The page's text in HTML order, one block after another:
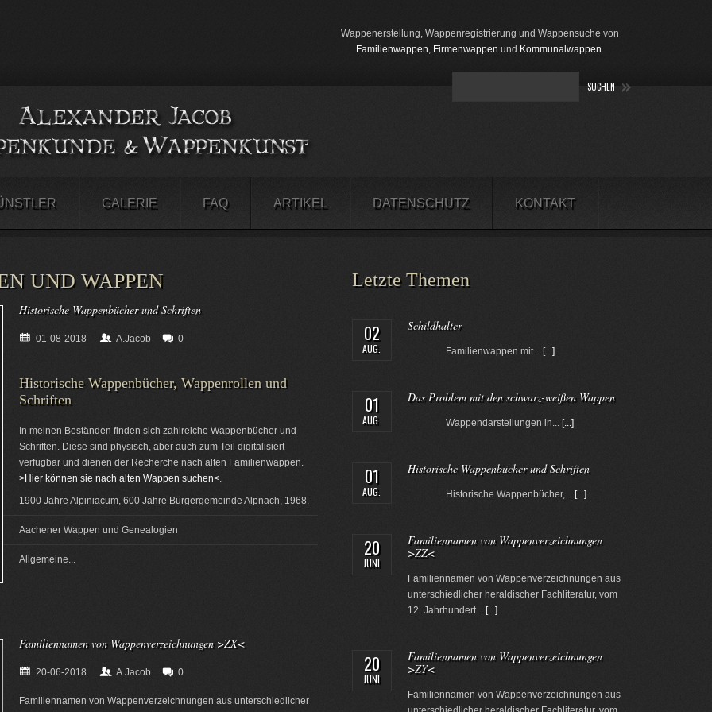
Wappenerstellung, Wappenregistrierung und Wappensuche von
Familienwappen, Firmenwappen und Kommunalwappen.
GALERIE FAQ ARTIKEL DATENSCHUTZ KONTAKT
UND WAPPEN
Historische Wappenbücher und Schriften
01-08-2018 A.Jacob 0
Historische Wappenbücher, Wappenrollen und
Schriften
In meinen Beständen finden sich zahlreiche Wappenbücher und
Schriften. Diese sind physisch, aber auch zum Teil digitalisiert
verfügbar und dienen der Recherche nach alten Familienwappen.
>Hier können sie nach alten Wappen suchen<
1900 Jahre Alpiniacum, 600 Jahre Bürgergemeinde Alpnach, 1968.
Aachener Wappen und Genealogien
Allgemeine...
Familiennamen von Wappenverzeichnungen >ZX<
20-06-2018 A.Jacob 0
Familiennamen von Wappenverzeichnungen aus unterschiedlicher
Letzte Themen
02
AUG.
Schildhalter
Familienwappen mit... [...]
01
AUG.
Das Problem mit den schwarz-weißen Wappen
Wappendarstellungen in... [...]
01
AUG.
Historische Wappenbücher und Schriften
Historische Wappenbücher,... [...]
20
JUNI
Familiennamen von Wappenverzeichnungen
>ZZ<
Familiennamen von Wappenverzeichnungen aus
unterschiedlicher heraldischer Fachliteratur, vom
12. Jahrhundert... [...]
20
JUNI
Familiennamen von Wappenverzeichnungen
>ZY<
Familiennamen von Wappenverzeichnungen aus